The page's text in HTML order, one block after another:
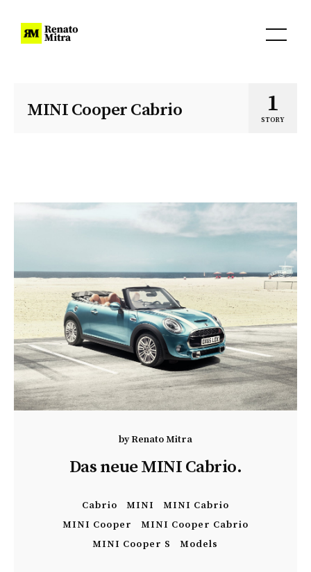
MINI Cooper Cabrio 1
STORY
byRenato Mitra
Das neue MINI Cabrio.
Cabrio MINI
MINI Cabrio
MINI Cooper
MINI Cooper Cabrio
MINI Cooper S
Models